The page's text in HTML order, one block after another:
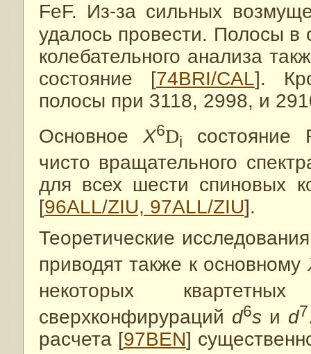
FeF. Из-за сильных
удалось провести. Полосы в
колебательного анализа
состояние [74BRI/CAL].
полосы при 3118, 2998, и
ОсновноеX6Di
состояние
чисто вращательного
для всех шести спиновых
[96ALL/ZIU, 97ALL/ZIU].
Теоретические
приводят также к основному
некоторых
сверхконфирураций d6sи d7
расчета [97BEN]